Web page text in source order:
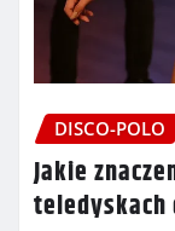
DISCO-POLO
Jakie
teledyskach